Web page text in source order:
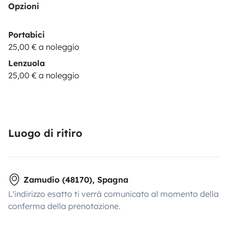
Opzioni
Portabici
25,00 € a noleggio
Lenzuola
25,00 € a noleggio
Luogo di ritiro
Zamudio (48170), Spagna
L'indirizzo esatto ti verrà comunicato al momento della
conferma della prenotazione.